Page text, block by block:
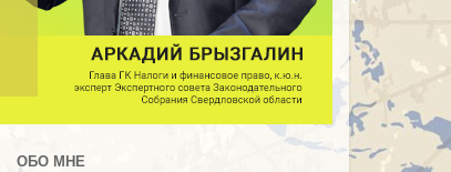
ОБО МНЕ